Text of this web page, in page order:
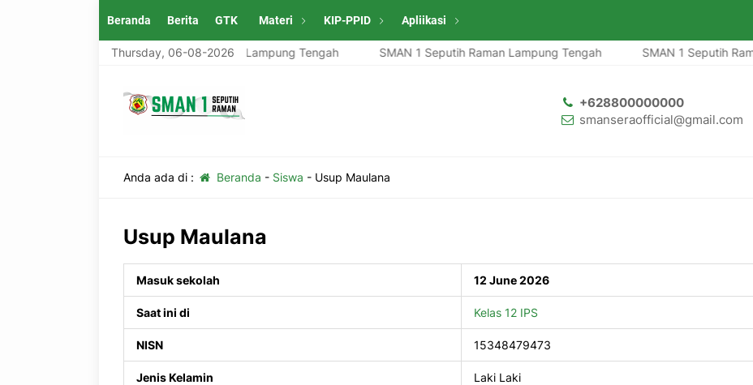
Beranda Berita GTK Materi KIP-PPID Apliikasi
Thursday, 06-08-2026
SMAN 1 Seputih Raman Lampung Tengah SMAN 1 Seputih Raman Lampung Tengah SMAN 1 Seputih
+628800000000
smanseraofficial@gmail.com
Anda ada di : Beranda - Siswa - Usup Maulana
Usup Maulana
Masuk sekolah 12 June 2026
Saat ini di Kelas 12 IPS
NISN 15348479473
Jenis Kelamin Laki Laki